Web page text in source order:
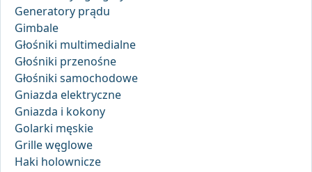
Generatory prądu
Gimbale
Głośniki multimedialne
Głośniki przenośne
Głośniki samochodowe
Gniazda elektryczne
Gniazda i kokony
Golarki męskie
Grille węglowe
Haki holownicze